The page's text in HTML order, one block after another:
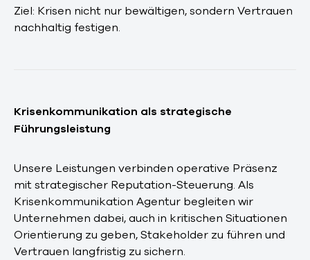
Ziel: Krisen nicht nur bewältigen, sondern Vertrauen
nachhaltig festigen.
Krisenkommunikation als strategische
Führungsleistung
Unsere Leistungen verbinden operative Präsenz
mit strategischer Reputation-Steuerung. Als
Krisenkommunikation Agentur begleiten wir
Unternehmen dabei, auch in kritischen Situationen
Orientierung zu geben, Stakeholder zu führen und
Vertrauen langfristig zu sichern.